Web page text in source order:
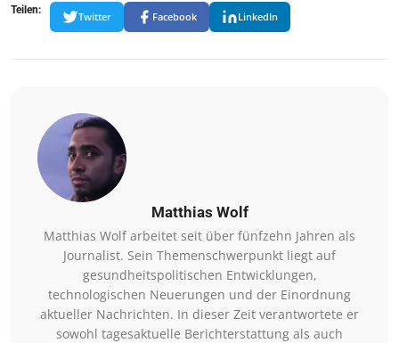
Teilen:
Twitter Facebook LinkedIn
Matthias Wolf
Matthias Wolf arbeitet seit über fünfzehn Jahren als
Journalist. Sein Themenschwerpunkt liegt auf
gesundheitspolitischen Entwicklungen,
technologischen Neuerungen und der Einordnung
aktueller Nachrichten. In dieser Zeit verantwortete er
sowohl tagesaktuelle Berichterstattung als auch